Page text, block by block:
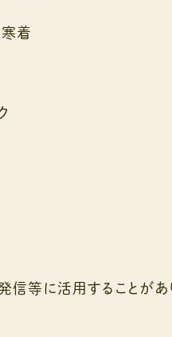
寒着
等に活用することがあ